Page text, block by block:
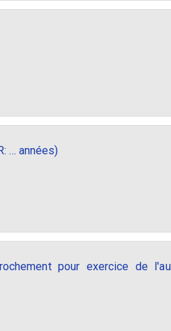
... années)
pour exercice de